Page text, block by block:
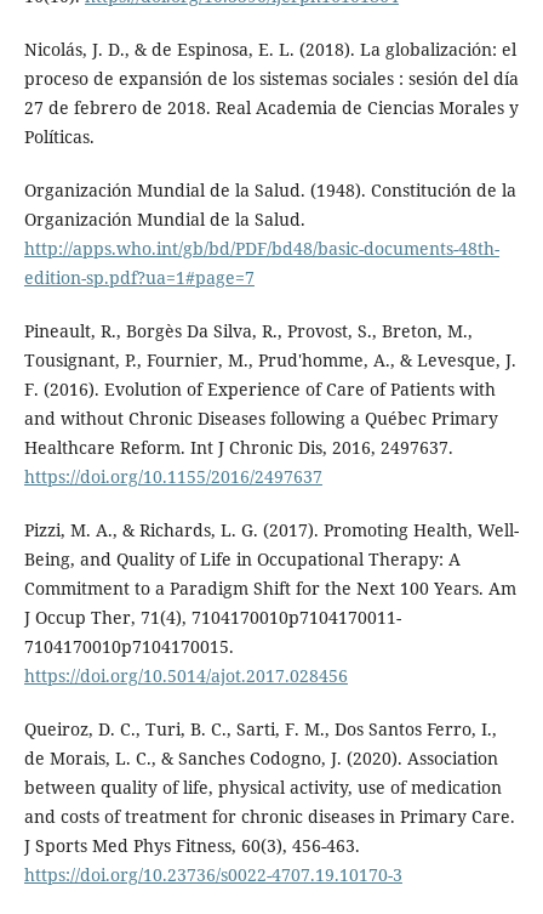
Nicolás, J. D., & de Espinosa, E. L. (2018). La globalización: el
proceso de expansión de los sistemas sociales : sesión del día
27 de febrero de 2018. Real Academia de Ciencias Morales y
Políticas.
Organización Mundial de la Salud. (1948). Constitución de la
Organización Mundial de la Salud.
http://apps.who.int/gb/bd/PDF/bd48/basic-documents-48th-
edition-sp.pdf?ua=1#page=7
Pineault, R., Borgès Da Silva, R., Provost, S., Breton, M.,
Tousignant, P., Fournier, M., Prud'homme, A., & Levesque, J.
F. (2016). Evolution of Experience of Care of Patients with
and without Chronic Diseases following a Québec Primary
Healthcare Reform. Int J Chronic Dis, 2016, 2497637.
https://doi.org/10.1155/2016/2497637
Pizzi, M. A., & Richards, L. G. (2017). Promoting Health, Well-
Being, and Quality of Life in Occupational Therapy: A
Commitment to a Paradigm Shift for the Next 100 Years. Am
J Occup Ther, 71(4), 7104170010p7104170011-
7104170010p7104170015.
https://doi.org/10.5014/ajot.2017.028456
Queiroz, D. C., Turi, B. C., Sarti, F. M., Dos Santos Ferro, I.,
de Morais, L. C., & Sanches Codogno, J. (2020). Association
between quality of life, physical activity, use of medication
and costs of treatment for chronic diseases in Primary Care.
J Sports Med Phys Fitness, 60(3), 456-463.
https://doi.org/10.23736/s0022-4707.19.10170-3